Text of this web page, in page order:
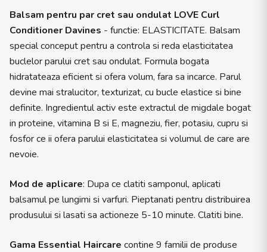
Balsam pentru par cret sau ondulat LOVE Curl
Conditioner Davines - functie: ELASTICITATE. Balsam
special conceput pentru a controla si reda elasticitatea
buclelor parului cret sau ondulat. Formula bogata
hidratateaza eficient si ofera volum, fara sa incarce. Parul
devine mai stralucitor, texturizat, cu bucle elastice si bine
definite. Ingredientul activ este extractul de migdale bogat
in proteine, vitamina B si E, magneziu, fier, potasiu, cupru si
fosfor ce ii ofera parului elasticitatea si volumul de care are
nevoie.
Mod de aplicare: Dupa ce clatiti samponul, aplicati
balsamul pe lungimi si varfuri. Pieptanati pentru distribuirea
produsului si lasati sa actioneze 5-10 minute. Clatiti bine.
Gama Essential Haircare contine 9 familii de produse